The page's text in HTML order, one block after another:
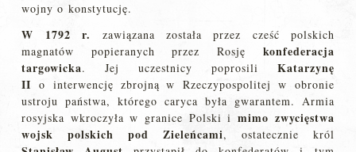
wojny o konstytucję.
W 1792 r.
zawiązana została przez cześć polskich
magnatów popieranych przez Rosję konfederacja
targowicka. Jej uczestnicy poprosili Katarzynę
II o interwencję zbrojną w Rzeczypospolitej w obronie
ustroju państwa, którego caryca była gwarantem. Armia
rosyjska wkroczyła w granice Polski imimo zwycięstwa
wojsk polskich pod Zieleńcami, ostatecznie król